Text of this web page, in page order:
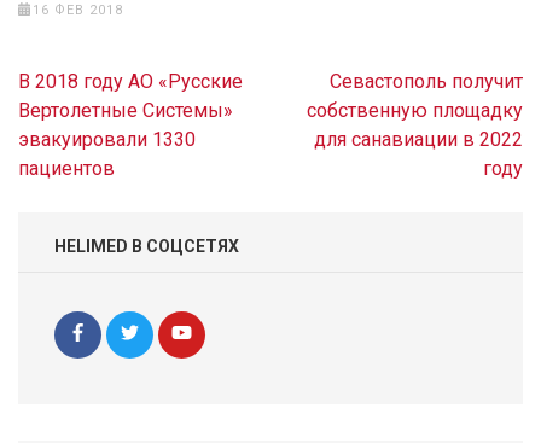
16 ФЕВ 2018
Навигация
по
записям
В 2018 году АО «Русские
Вертолетные Системы»
эвакуировали 1330
пациентов
Севастополь получит
собственную площадку
для санавиации в 2022
году
HELIMED В СОЦСЕТЯХ